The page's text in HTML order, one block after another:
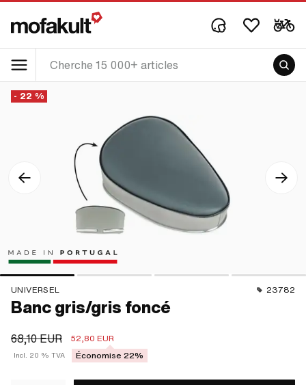
- 22 %
UNIVERSEL 23782
Banc gris/gris foncé
68,10 EUR 52,80 EUR
Incl. 20 % TVA Économise 22%